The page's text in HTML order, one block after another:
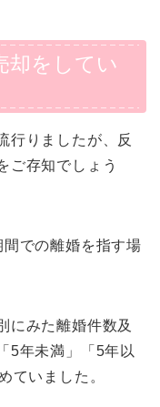
却をしてい
行りましたが、反
ご存知でしょう
間での離婚を指す場
にみた離婚件数及
5年未満」「5年以
ていました。